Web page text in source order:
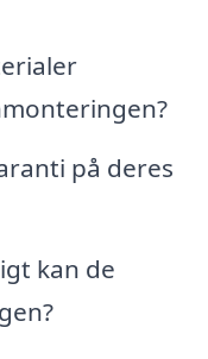
på deres
kan de